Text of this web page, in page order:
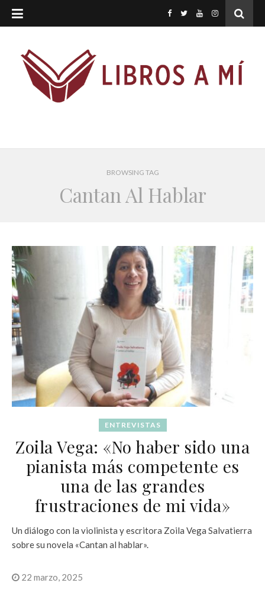
BROWSING TAG
Cantan Al Hablar
ENTREVISTAS
Zoila Vega: «No haber sido una
pianista más competente es
una de las grandes
frustraciones de mi vida»
Un diálogo con la violinista y escritora Zoila Vega Salvatierra
sobre su novela «Cantan al hablar».
22 marzo, 2025